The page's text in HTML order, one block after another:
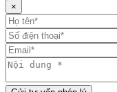
×